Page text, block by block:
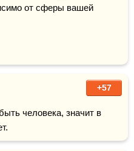
от сферы вашей
+57
человека, значит в